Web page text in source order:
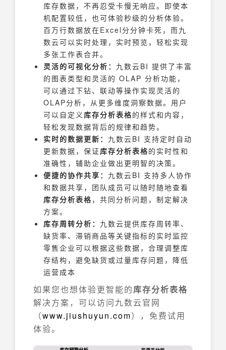
库存数据，不再忍受卡慢无响应。即使本
机配置较低，也可体验秒级的分析体验。
百万行数据放在Excel分分钟卡死，而九
数云可以实时处理，实时预览，轻松实现
多张工作表合并。
灵活的可视化分析： 九数云BI 提供了丰富
的图表类型和灵活的 OLAP 分析功能，
可以通过下钻、联动等操作实现灵活的
OLAP分析，从更多维度洞察数据。用户
可以自定义 库存分析表格的样式和内容，
轻松发现数据背后的规律和趋势。
实时的数据更新： 九数云BI 支持定时自动
更新数据，保证库存分析表格的实时性和
准确性，辅助企业做出更明智的决策。
便捷的协作共享： 九数云BI 支持多人协作
和数据共享，团队成员可以随时随地查看
库存分析表格，共同分析问题，制定解决
方案。
库存周转分析： 九数云提供库存周转率、
缺货率、滞销商品等关键指标的实时监控
零售企业可以根据这些数据，合理调整库
存结构，避免缺货或过量库存问题，降低
运营成本
如果您也想体验更智能的库存分析表格
解决方案，可以访问九数云官网
（www.jiushuyun.com），免费试用
体验。